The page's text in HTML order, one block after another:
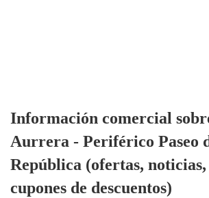
Información comercial
Aurrera - Periférico Paseo
República (ofertas,
cupones de descuentos)